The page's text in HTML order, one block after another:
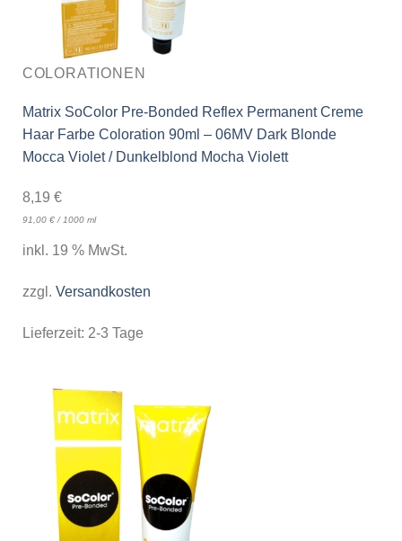
COLORATIONEN
Matrix SoColor Pre-Bonded Reflex Permanent Creme
Haar Farbe Coloration 90ml – 06MV Dark Blonde
Mocca Violet / Dunkelblond Mocha Violett
8,19 €
91,00 €/1000 ml
inkl. 19 % MwSt.
zzgl. Versandkosten
Lieferzeit: 2-3 Tage